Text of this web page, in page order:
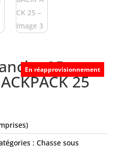
25
25
En réapprovisionnement
:Chasse sous